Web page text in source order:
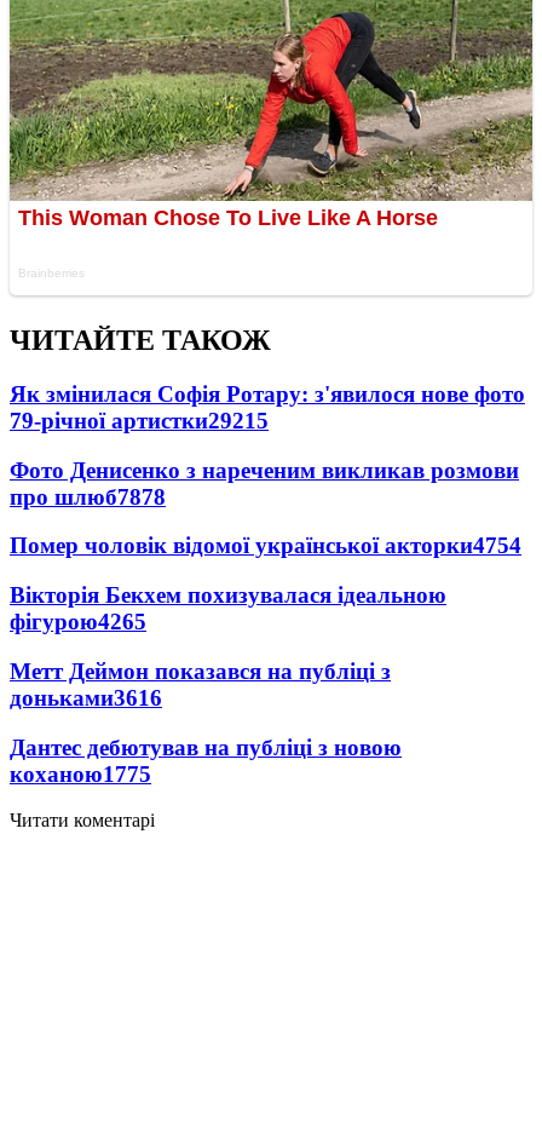
ЧИТАЙТЕ ТАКОЖ
Як змінилася Софія Ротару: з'явилося нове фото
79-річної артистки29215
Фото Денисенко з нареченим викликав розмови
про шлюб7878
Помер чоловік відомої української акторки4754
Вікторія Бекхем похизувалася ідеальною
фігурою4265
Метт Деймон показався на публіці з
доньками3616
Дантес дебютував на публіці з новою
коханою1775
Читати коментарі